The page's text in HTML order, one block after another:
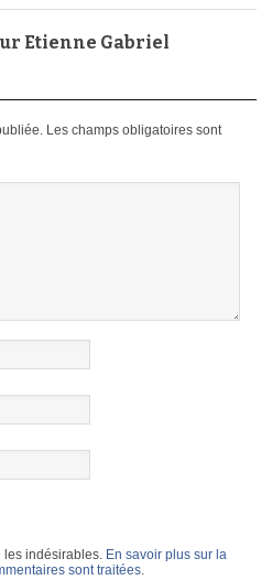
Etienne Gabriel
Les champs obligatoires sont
les indésirables. En savoir plus sur la
sont traitées.